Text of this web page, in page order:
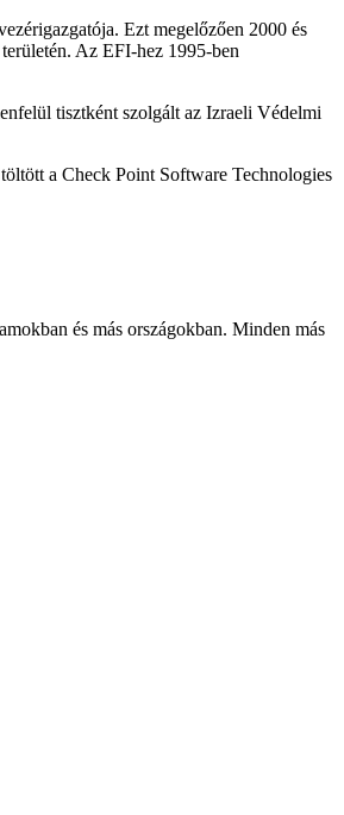
Ezt megelőzően 2000 és
Az EFI-hez 1995-ben
tisztként szolgált az Izraeli Védelmi
a Check Point Software Technologies
és más országokban. Minden más